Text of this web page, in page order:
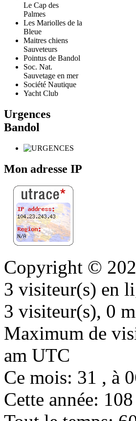
Le Cap des
Palmes
Les Mariolles de la
Bleue
Maitres chiens
Sauveteurs
Pointus de Bandol
Soc. Nat.
Sauvetage en mer
Société Nautique
Yacht Club
Urgences
Bandol
Mon adresse IP
Copyright ©
3 visiteur(s) en
3 visiteur(s), 0
Maximum de
am UTC
Ce mois: 31 , à
Cette année: